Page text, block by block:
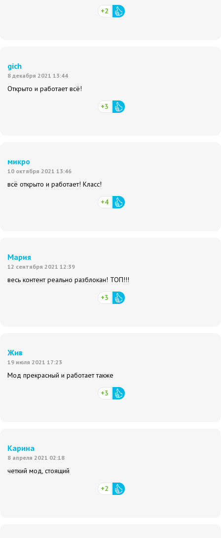
+2
gich
8 декабря 2021 13:44
Открыто и работает всё!
+3
микро
10 октября 2021 13:46
всё открыто и работает! Класс!
+4
Мария
12 сентября 2021 12:39
весь контент реально разблокан! ТОП!!!
+3
Жив
19 июля 2021 17:23
Мод прекрасный и работает также
+3
Карина
8 апреля 2021 02:18
четкий мод, стоящий
+2